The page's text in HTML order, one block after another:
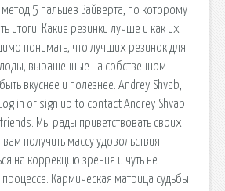
5 пальцев Зайверта, по которому
итоги. Какие резинки лучше и как их
понимать, что лучших резинок для
выращенные на собственном
вкуснее и полезнее. Andrey Shvab,
in or sign up to contact Andrey Shvab
Мы рады приветствовать своих
получить массу удовольствия.
на коррекцию зрения и чуть не
процессе. Кармическая матрица судьбы